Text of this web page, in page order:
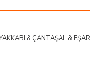
& ÇANTAŞAL &